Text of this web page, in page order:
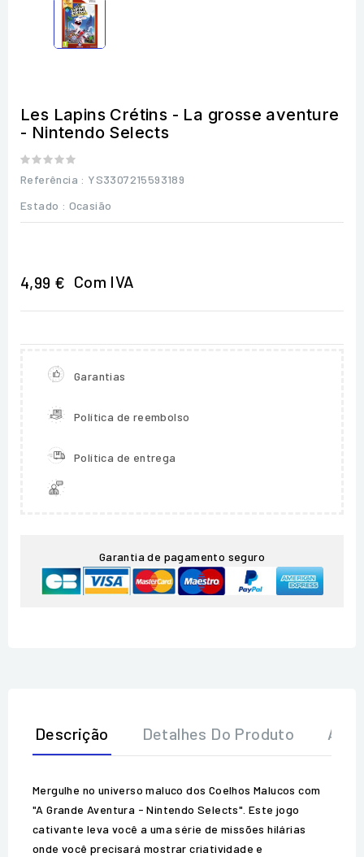
Les Lapins Crétins - La grosse aventure
- Nintendo Selects
Referência : YS3307215593189
Estado : Ocasião
4,99 € Com IVA
Garantias
Política de reembolso
Política de entrega
Garantia de pagamento seguro
Descrição Detalhes Do Produto
Mergulhe no universo maluco dos Coelhos Malucos com
"A Grande Aventura - Nintendo Selects". Este jogo
cativante leva você a uma série de missões hilárias
onde você precisará mostrar criatividade e